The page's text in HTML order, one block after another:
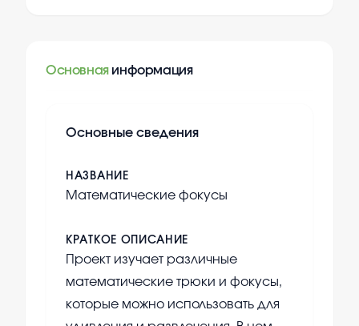
Основная информация
Основные сведения
НАЗВАНИЕ
Математические фокусы
КРАТКОЕ ОПИСАНИЕ
Проект изучает различные
математические трюки и фокусы,
которые можно использовать для